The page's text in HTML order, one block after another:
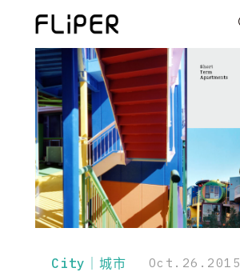
City｜城市 Oct.26.2015